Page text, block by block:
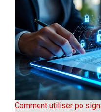
Comment utiliser po